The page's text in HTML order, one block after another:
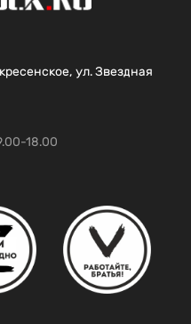
ул. Звездная
18.00